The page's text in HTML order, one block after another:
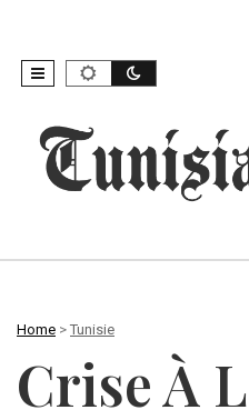
Home > Tunisie
Crise À